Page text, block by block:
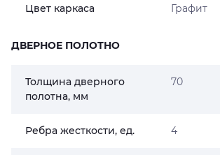
Цвет каркаса Графит
ДВЕРНОЕ ПОЛОТНО
Толщина дверного
полотна, мм
70
Ребра жесткости, ед. 4